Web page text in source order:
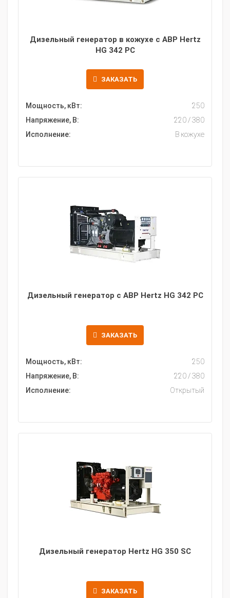
Дизельный генератор в кожухе с АВР Hertz
HG 342 PC
ЗАКАЗАТЬ
Мощность, кВт:
250
Напряжение, В:
220 / 380
Исполнение:
В кожухе
Дизельный генератор с АВР Hertz HG 342 PC
ЗАКАЗАТЬ
Мощность, кВт:
250
Напряжение, В:
220 / 380
Исполнение:
Открытый
Дизельный генератор Hertz HG 350 SC
ЗАКАЗАТЬ